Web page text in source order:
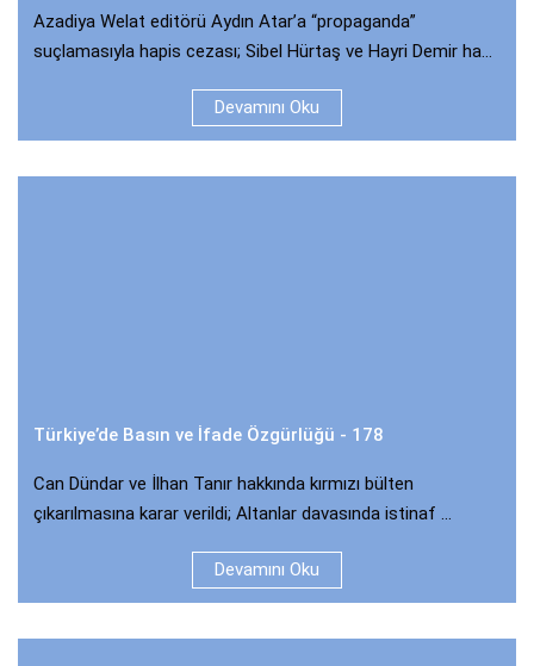
Azadiya Welat editörü Aydın Atar’a “propaganda”
suçlamasıyla hapis cezası; Sibel Hürtaş ve Hayri Demir ha...
Devamını Oku
Türkiye’de Basın ve İfade Özgürlüğü - 178
Can Dündar ve İlhan Tanır hakkında kırmızı bülten
çıkarılmasına karar verildi; Altanlar davasında istinaf ...
Devamını Oku